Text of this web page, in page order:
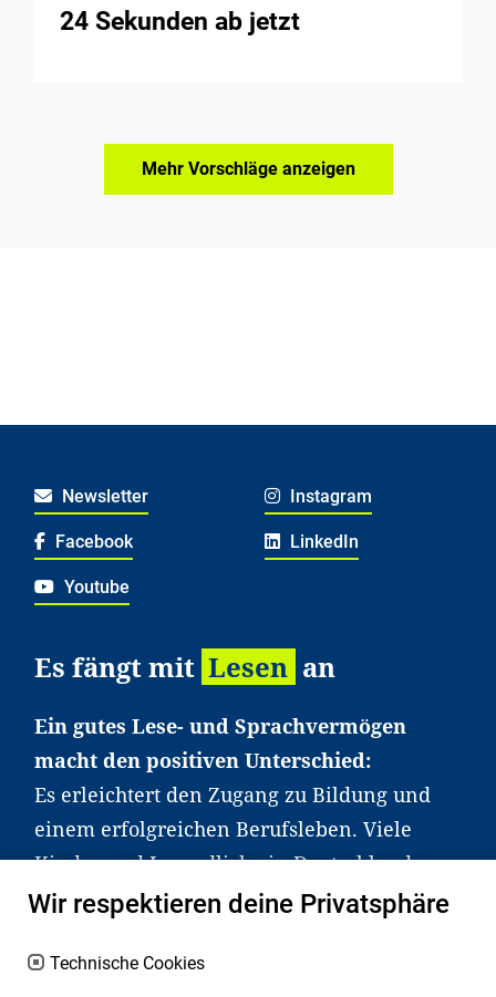
24 Sekunden ab jetzt
Mehr Vorschläge anzeigen
Newsletter Instagram
Facebook LinkedIn
Youtube
Es fängt mit Lesen an
Ein gutes Lese- und Sprachvermögen
macht den positiven Unterschied:
Es erleichtert den Zugang zu Bildung und
einem erfolgreichen Berufsleben. Viele
Kinder und Jugendliche in Deutschland
haben aber große Schwierigkeiten dabei.
an Familien sowie an Erzieher*innen,
Wir respektieren deine Privatsphäre
Technische Cookies